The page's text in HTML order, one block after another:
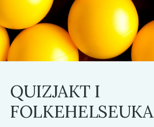
QUIZJAKT I
FOLKEHELSEUKA